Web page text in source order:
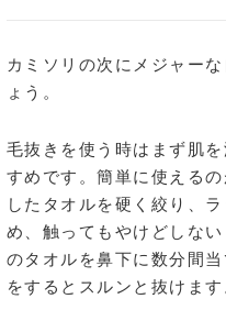
カミソリの次にメジャー
ょう。
毛抜きを使う時はまず肌
すめです。簡単に使える
したタオルを硬く絞り、
め、触ってもやけどしな
のタオルを鼻下に数分間
をするとスルンと抜けます